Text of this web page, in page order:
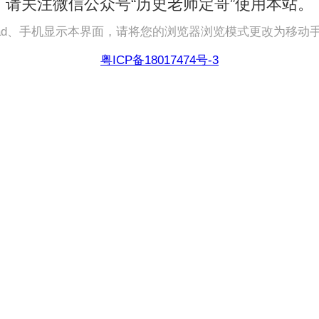
请关注微信公众号“历史老师定哥”使用本站。
、手机显示本界面，请将您的浏览器浏览模式更改为移动
粤ICP备18017474号-3